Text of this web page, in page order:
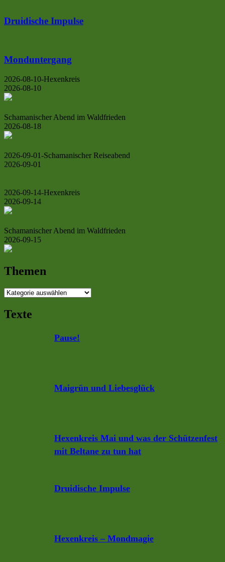
Druidische Impulse
Monduntergang
2026-08-10-Hexenkreis
2026-08-10
Schamanischer Abend im Waldfrieden
2026-08-18
2026-09-01-Schamanischer Reiseabend
2026-09-01
2026-09-14-Hexenkreis
2026-09-14
Schamanischer Abend im Waldfrieden
2026-09-15
Themen
Themen
Texte
Pause!
Maigrün und Liebesglück
Hexenkreis Mai und was der Schützenfest
mit Beltane zu tun hat
Druidische Impulse
Hexenkreis – Mondmagie